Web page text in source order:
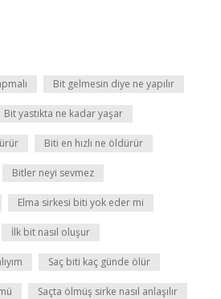
Bit gelmesin diye ne yapılır
Bit yastıkta ne kadar yaşar
Biti en hızlı ne öldürür
Bitler neyi sevmez
Elma sirkesi biti yok eder mi
İlk bit nasıl oluşur
Saç biti kaç günde ölür
Saçta ölmüş sirke nasıl anlaşılır